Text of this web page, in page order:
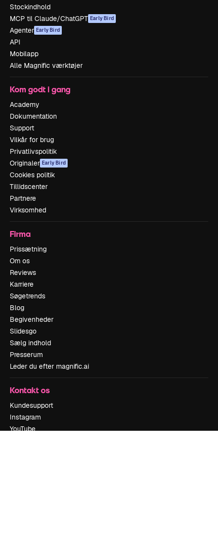
Stockindhold
MCP til Claude/ChatGPT Early Bird
Agenter Early Bird
API
Mobilapp
Alle Magnific værktøjer
Kom godt i gang
Academy
Dokumentation
Support
Vilkår for brug
Privatlivspolitik
Originaler Early Bird
Cookies politik
Tillidscenter
Partnere
Virksomhed
Firma
Prissætning
Om os
Reviews
Karriere
Søgetrends
Blog
Begivenheder
Slidesgo
Sælg indhold
Presserum
Leder du efter magnific.ai
Kontakt os
Kundesupport
Instagram
YouTube